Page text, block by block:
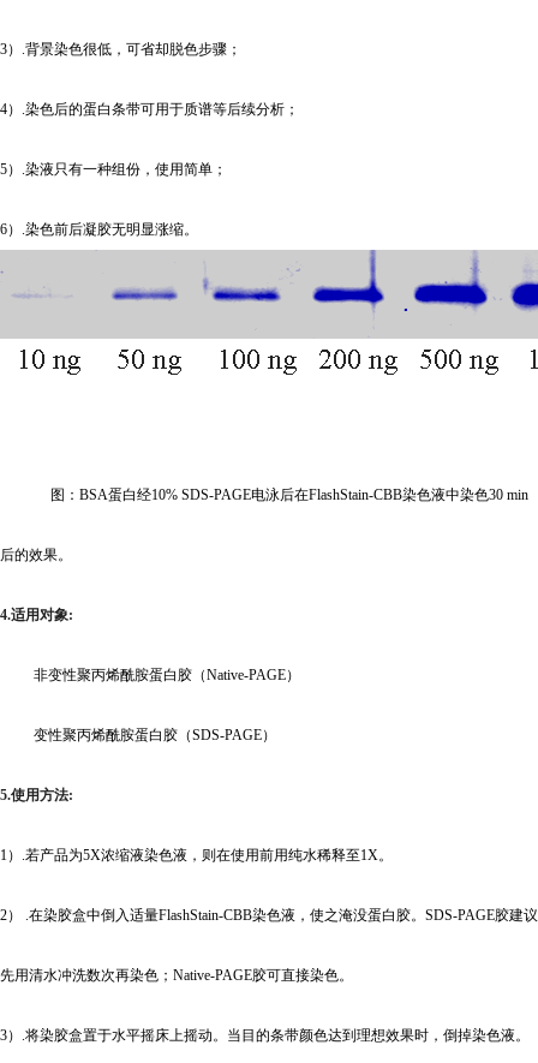
3）.背景染色很低，可省却脱色步骤；
4）.染色后的蛋白条带可用于质谱等后续分析；
5）.染液只有一种组份，使用简单；
6）.染色前后凝胶无明显涨缩。
图：BSA蛋白经10% SDS-PAGE电泳后在FlashStain-CBB染色液中染色30 min
后的效果。
4.适用对象:
非变性聚丙烯酰胺蛋白胶 （Native-PAGE）
变性聚丙烯酰胺蛋白胶 （SDS-PAGE）
5.使用方法:
1）.若产品为5X浓缩液染色液，则在使用前用纯水稀释至1X。
2） .在染胶盒中倒入适量FlashStain-CBB染色液，使之淹没蛋白胶。SDS-PAGE胶建议
先用清水冲洗数次再染色；Native-PAGE胶可直接染色。
3）.将染胶盒置于水平摇床上摇动。当目的条带颜色达到理想效果时，倒掉染色液。